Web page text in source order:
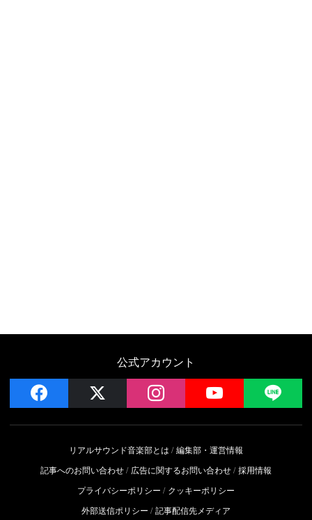
公式アカウント
facebook instagram YouTube
リアルサウンド音楽部とは
編集部・運営情報
記事へのお問い合わせ
広告に関するお問い合わせ 採用情報
プライバシーポリシー
クッキーポリシー
外部送信ポリシー
記事配信先メディア